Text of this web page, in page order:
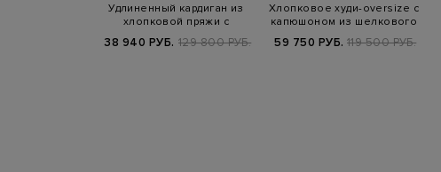
Удлиненный кардиган из
хлопковой пряжи с
38 940 РУБ. 129 800 РУБ.
Хлопковое худи-oversize с
капюшоном из шелкового
59 750 РУБ. 119 500 РУБ.